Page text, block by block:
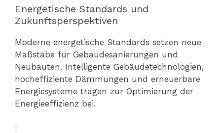
Energetische Standards und
Zukunftsperspektiven
Moderne energetische Standards setzen neue
Maßstäbe für Gebäudesanierungen und
Neubauten. Intelligente Gebäudetechnologien,
hocheffiziente Dämmungen und erneuerbare
Energiesysteme tragen zur Optimierung der
Energieeffizienz bei.